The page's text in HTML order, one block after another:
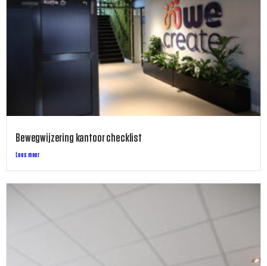
Bewegwijzering kantoor checklist
Lees meer